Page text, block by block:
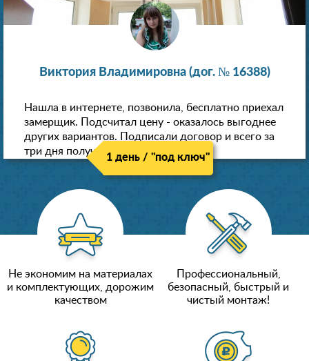
Виктория Владимировна (дог. № 16388)
Нашла в интернете, позвонила, бесплатно приехал
замерщик. Подсчитал цену - оказалось выгоднее
других вариантов. Подписали договор и всего за
три дня получили новые потолки!
1 день / "под ключ"
Не экономим на материалах
и комплектующих, дорожим
качеством
Профессиональный,
безопасный, быстрый и
чистый монтаж!